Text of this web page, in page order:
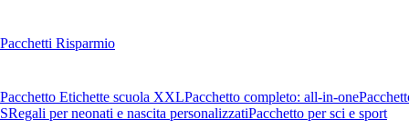
Pacchetti Risparmio
Pacchetto Etichette scuola XXLPacchetto completo: all-in-one
Regali per neonati e nascita personalizzatiPacchetto per sci e sport